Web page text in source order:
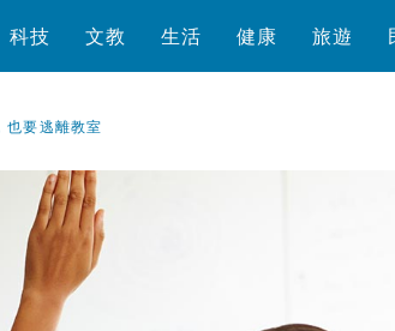
科技 文教 生活 健康 旅遊
也要逃離教室